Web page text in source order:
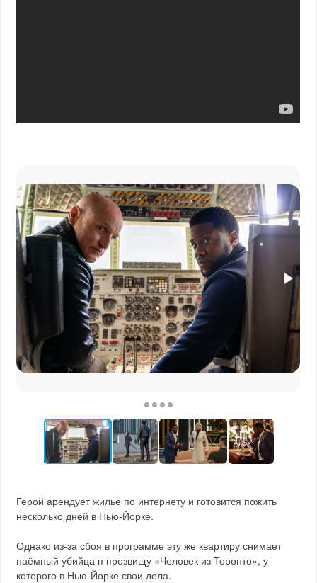
Герой арендует жильё по интернету и готовится пожить
несколько дней в Нью-Йорке.
Однако из-за сбоя в программе эту же квартиру снимает
наёмный убийца п прозвищу «Человек из Торонто», у
которого в Нью-Йорке свои дела.